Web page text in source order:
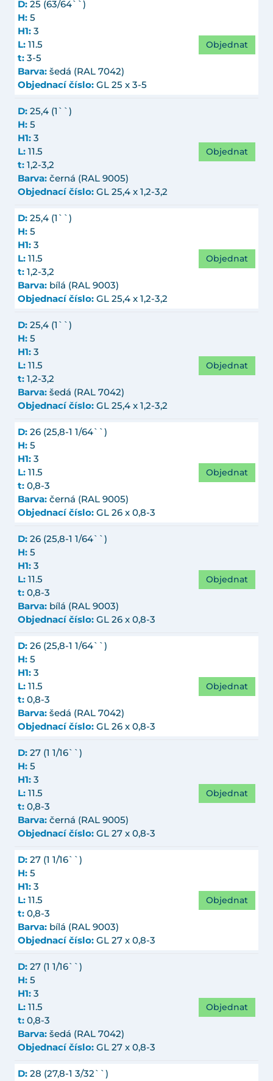
D: 25 (63/64``)
H: 5
H1: 3
L: 11.5
t: 3-5
Barva: šedá (RAL 7042)
Objednací číslo: GL 25 x 3-5
Objednat
D: 25,4 (1``)
H: 5
H1: 3
L: 11.5
t: 1,2-3,2
Barva: černá (RAL 9005)
Objednací číslo: GL 25,4 x 1,2-3,2
Objednat
D: 25,4 (1``)
H: 5
H1: 3
L: 11.5
t: 1,2-3,2
Barva: bílá (RAL 9003)
Objednací číslo: GL 25,4 x 1,2-3,2
Objednat
D: 25,4 (1``)
H: 5
H1: 3
L: 11.5
t: 1,2-3,2
Barva: šedá (RAL 7042)
Objednací číslo: GL 25,4 x 1,2-3,2
Objednat
D: 26 (25,8-1 1/64``)
H: 5
H1: 3
L: 11.5
t: 0,8-3
Barva: černá (RAL 9005)
Objednací číslo: GL 26 x 0,8-3
Objednat
D: 26 (25,8-1 1/64``)
H: 5
H1: 3
L: 11.5
t: 0,8-3
Barva: bílá (RAL 9003)
Objednací číslo: GL 26 x 0,8-3
Objednat
D: 26 (25,8-1 1/64``)
H: 5
H1: 3
L: 11.5
t: 0,8-3
Barva: šedá (RAL 7042)
Objednací číslo: GL 26 x 0,8-3
Objednat
D: 27 (1 1/16``)
H: 5
H1: 3
L: 11.5
t: 0,8-3
Barva: černá (RAL 9005)
Objednací číslo: GL 27 x 0,8-3
Objednat
D: 27 (1 1/16``)
H: 5
H1: 3
L: 11.5
t: 0,8-3
Barva: bílá (RAL 9003)
Objednací číslo: GL 27 x 0,8-3
Objednat
D: 27 (1 1/16``)
H: 5
H1: 3
L: 11.5
t: 0,8-3
Barva: šedá (RAL 7042)
Objednací číslo: GL 27 x 0,8-3
Objednat
D: 28 (27,8-1 3/32``)